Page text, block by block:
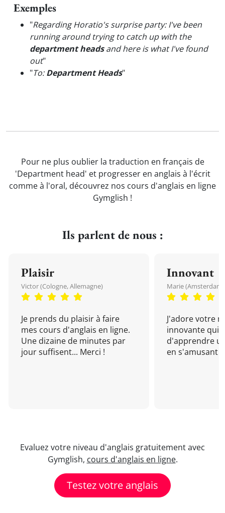
Exemples
"Regarding Horatio's surprise party: I've been
running around trying to catch up with the
department headsand here is what I've found
out"
"To:Department Heads"
Pour ne plus oublier la traduction en français de
'Department head' et progresser en anglais à l'écrit
comme à l'oral, découvrez nos cours d'anglais en ligne
Gymglish !
Ils parlent de nous :
Plaisir
Victor (Cologne, Allemagne)
Je prends du plaisir à faire
mes cours d'anglais en ligne.
Une dizaine de minutes par
jour suffisent... Merci !
Innovant
Marie (Amsterdam,
J'adore votre
innovante qui
d'apprendre
en s'amusant !
Evaluez votre niveau d'anglais gratuitement avec
Gymglish, cours d'anglais en ligne.
Testez votre anglais